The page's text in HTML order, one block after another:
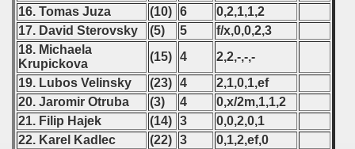
16. Tomas Juza
(10) 6
0,2,1,1,2
17. David Sterovsky
(5) 5
f/x,0,0,2,3
18. Michaela
Krupickova
(15) 4
2,2,-,-,-
19. Lubos Velinsky
(23) 4
2,1,0,1,ef
20. Jaromir Otruba
(3) 4
0,x/2m,1,1,2
21. Filip Hajek
(14) 3
0,0,2,0,1
22. Karel Kadlec
(22) 3 0,1,2,ef,0
Qualifications) - 2013
Zealand Qualification) - 2013
- 2013
- 2013